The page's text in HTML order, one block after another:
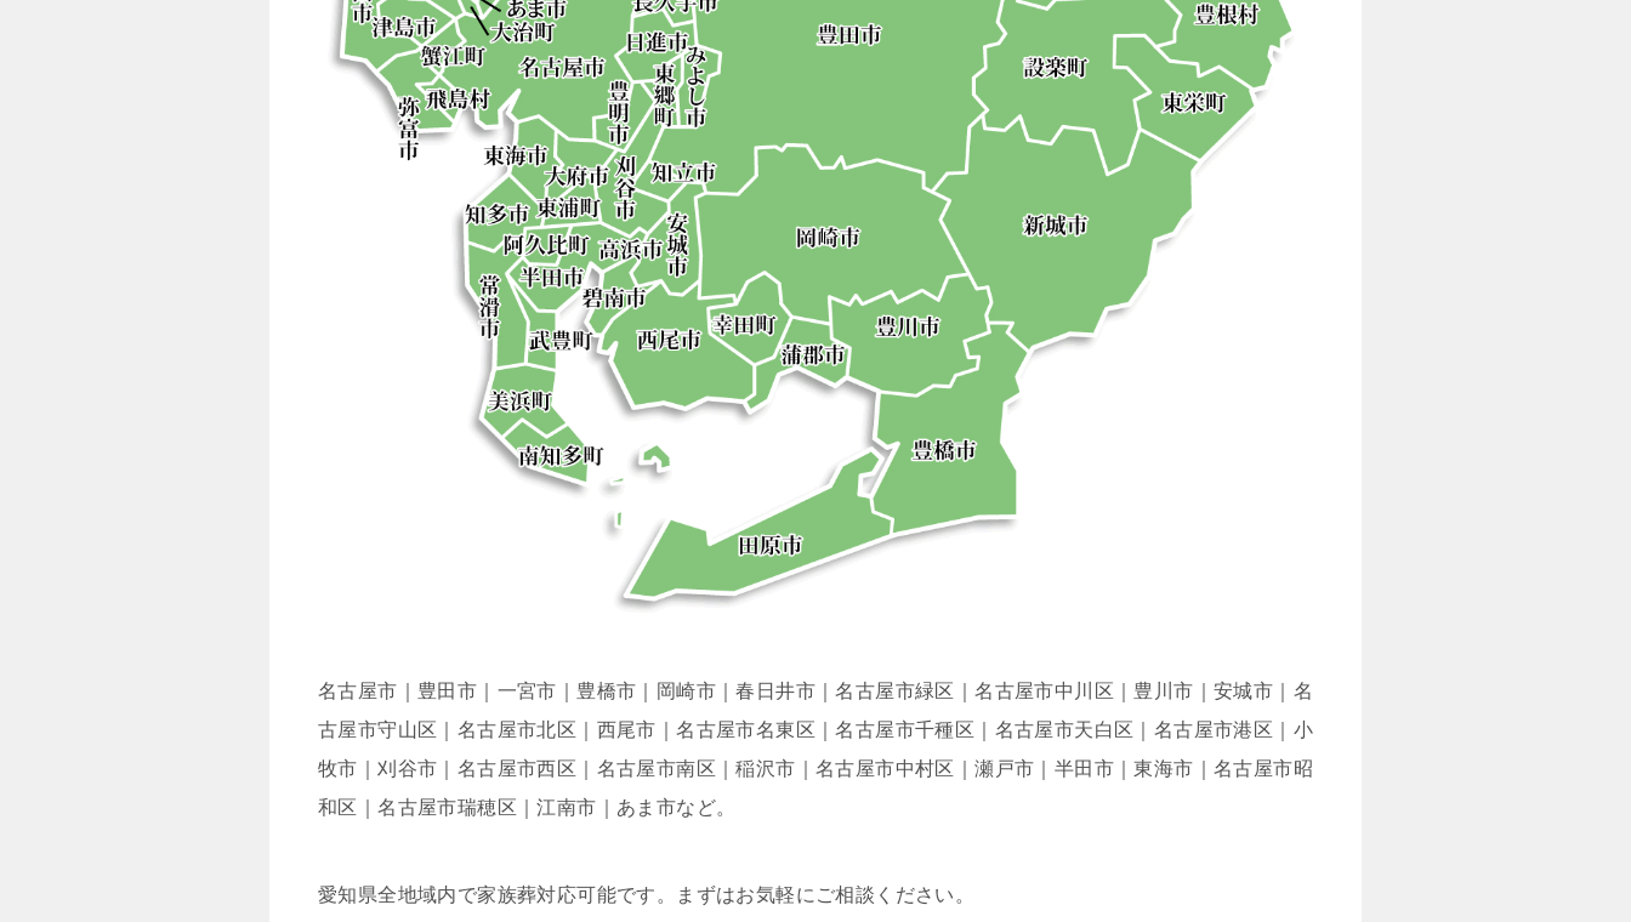
名古屋市｜豊田市｜一宮市｜豊橋市｜岡崎市｜春日井市｜名古屋市緑区｜名古屋市中川区｜豊川市｜安城市｜名
古屋市守山区｜名古屋市北区｜西尾市｜名古屋市名東区｜名古屋市千種区｜名古屋市天白区｜名古屋市港区｜小
牧市｜刈谷市｜名古屋市西区｜名古屋市南区｜稲沢市｜名古屋市中村区｜瀬戸市｜半田市｜東海市｜名古屋市昭
和区｜名古屋市瑞穂区｜江南市｜あま市など。
愛知県全地域内で家族葬対応可能です。まずはお気軽にご相談ください。